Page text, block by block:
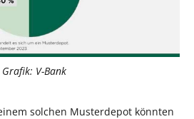
Grafik: V-Bank
solchen Musterdepot könnten